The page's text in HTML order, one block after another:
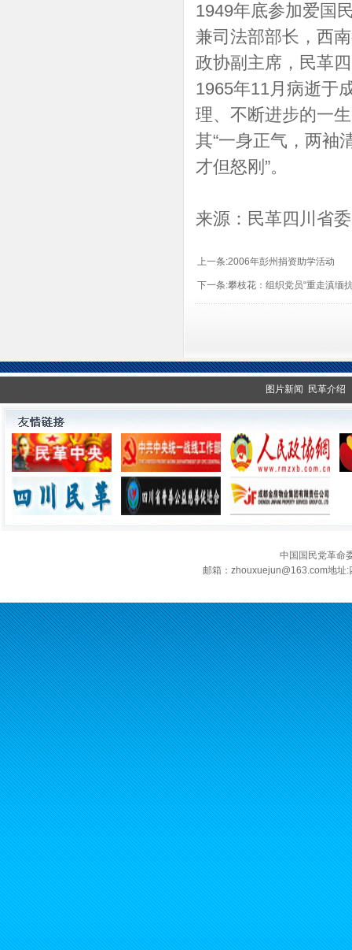
1949年底参加爱国
兼司法部部长，西
政协副主席，民革
1965年11月病逝于
理、不断进步的一
其“一身正气，两袖
才但怒刚”。
来源：民革四川省
上一条:2006年彭州捐资助学活动
下一条:攀枝花：组织党员“重走滇缅
图片新闻 民革介绍
中国国民党革命
邮箱：zhouxuejun@163.com地址